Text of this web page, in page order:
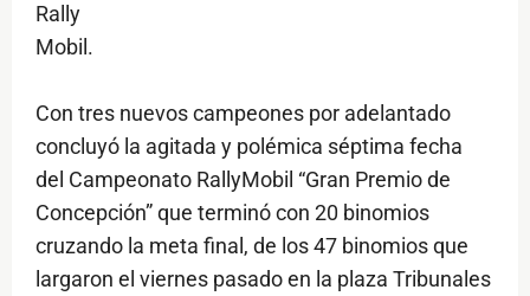
Rally
Mobil.
Con tres nuevos campeones por adelantado
concluyó la agitada y polémica séptima fecha
del Campeonato RallyMobil “Gran Premio de
Concepción” que terminó con 20 binomios
cruzando la meta final, de los 47 binomios que
largaron el viernes pasado en la plaza Tribunales